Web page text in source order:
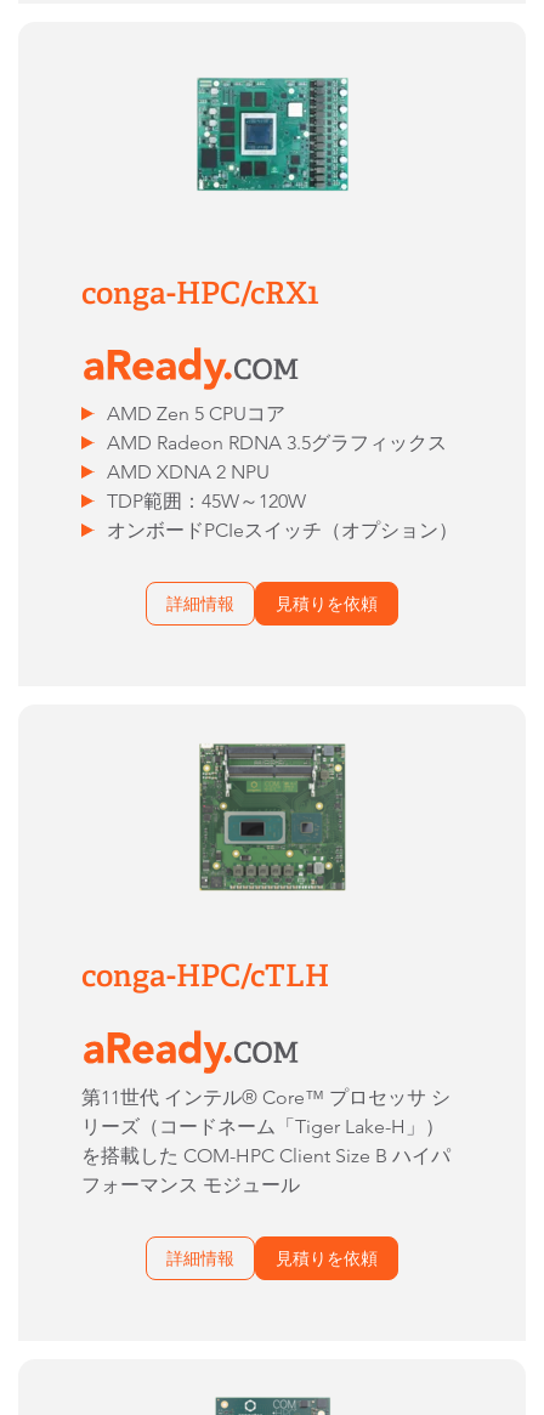
conga-HPC/cRX1
AMD Zen 5 CPUコア
AMD Radeon RDNA 3.5グラフィックス
AMD XDNA 2 NPU
TDP範囲：45W～120W
オンボードPCIeスイッチ（オプション）
詳細情報 見積りを依頼
conga-HPC/cTLH
第11世代 インテル® Core™ プロセッサ シ
リーズ（コードネーム「Tiger Lake-H」）
を搭載した COM-HPC Client Size B ハイパ
フォーマンス モジュール
詳細情報 見積りを依頼